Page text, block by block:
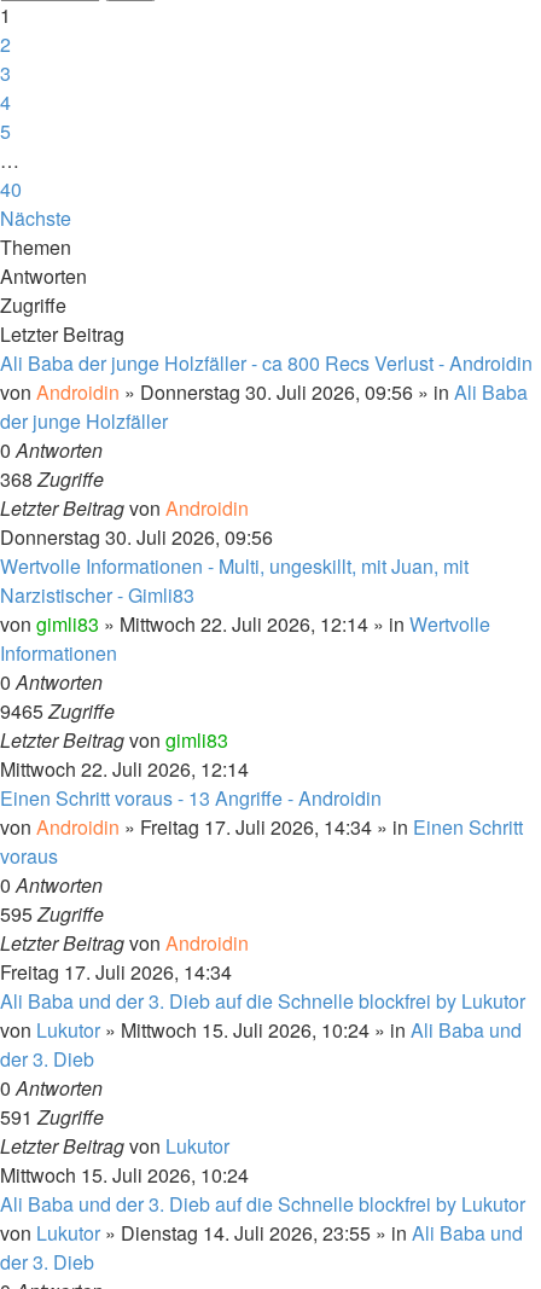
1
2
3
4
5
…
40
Nächste
Themen
Antworten
Zugriffe
Letzter Beitrag
Ali Baba der junge Holzfäller - ca 800 Recs Verlust - Androidin
von Androidin » Donnerstag 30. Juli 2026, 09:56 » in Ali Baba
der junge Holzfäller
0Antworten
368Zugriffe
Letzter Beitragvon Androidin
Donnerstag 30. Juli 2026, 09:56
Wertvolle Informationen - Multi, ungeskillt, mit Juan, mit
Narzistischer - Gimli83
von gimli83 » Mittwoch 22. Juli 2026, 12:14 » in Wertvolle
Informationen
0Antworten
9465Zugriffe
Letzter Beitragvon gimli83
Mittwoch 22. Juli 2026, 12:14
Einen Schritt voraus - 13 Angriffe - Androidin
von Androidin » Freitag 17. Juli 2026, 14:34 » in Einen Schritt
voraus
0Antworten
595Zugriffe
Letzter Beitragvon Androidin
Freitag 17. Juli 2026, 14:34
Ali Baba und der 3. Dieb auf die Schnelle blockfrei by Lukutor
von Lukutor » Mittwoch 15. Juli 2026, 10:24 » in Ali Baba und
der 3. Dieb
0Antworten
591Zugriffe
Letzter Beitragvon Lukutor
Mittwoch 15. Juli 2026, 10:24
Ali Baba und der 3. Dieb auf die Schnelle blockfrei by Lukutor
von Lukutor » Dienstag 14. Juli 2026, 23:55 » in Ali Baba und
der 3. Dieb